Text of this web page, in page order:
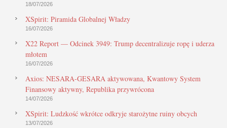
18/07/2026
XSpirit: Piramida Globalnej Władzy
16/07/2026
X22 Report — Odcinek 3949: Trump decentralizuje ropę i uderza
młotem
16/07/2026
Axios: NESARA-GESARA aktywowana, Kwantowy System
Finansowy aktywny, Republika przywrócona
14/07/2026
XSpirit: Ludzkość wkrótce odkryje starożytne ruiny obcych
13/07/2026